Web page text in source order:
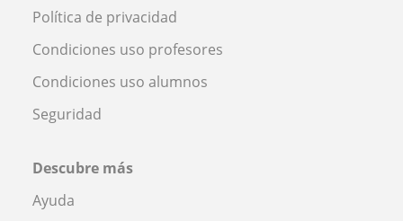
Política de privacidad
Condiciones uso profesores
Condiciones uso alumnos
Seguridad
Descubre más
Ayuda